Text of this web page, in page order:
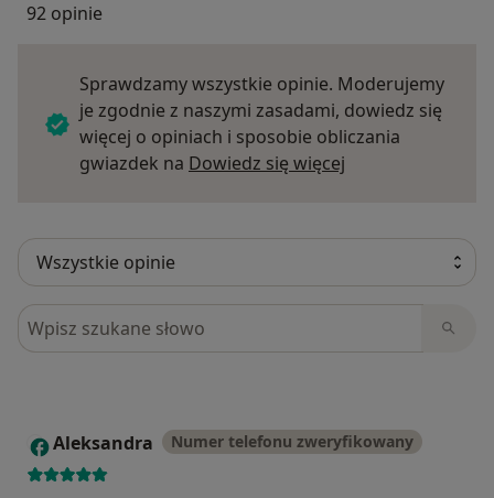
92 opinie
Sprawdzamy wszystkie opinie. Moderujemy
je zgodnie z naszymi zasadami, dowiedz się
więcej o opiniach i sposobie obliczania
gwiazdek na Dowiedz się więcej
Szukaj w opiniach
A Aleksandra Numer telefonu zweryfikowany